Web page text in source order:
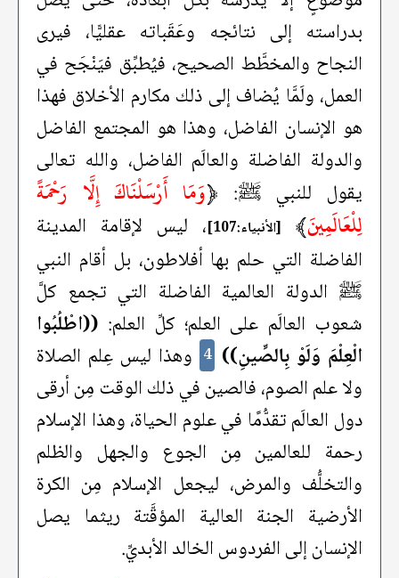
بدراسته إلى نتائجه وعَقَباته عقليًّا، فيرى
النجاح والمخطَّط الصحيح، فيُطبِّق فيَنْجَح في
العمل، ولَمَّا يُضاف إلى ذلك مكارم الأخلاق فهذا
هو الإنسان الفاضل، وهذا هو المجتمع الفاضل
والدولة الفاضلة والعالَم الفاضل، والله تعالى
يقول للنبي ﷺ: ﴿وَمَا أَرْسَلْنَاكَ إِلَّا رَحْمَةً
لِلْعَالَمِينَ﴾ [الأنبياء:107]
، ليس لإقامة المدينة
الفاضلة التي حلم بها أفلاطون، بل أقام النبي
ﷺ الدولة العالمية الفاضلة التي تجمع كلَّ
شعوب العالَم على العلم؛ كلِّ العلم: ((اطْلُبُوا
الْعِلْمَ وَلَوْ بِالصِّينِ)) 4 وهذا ليس عِلم الصلاة
ولا علم الصوم، فالصين في ذلك الوقت مِن أرقى
دول العالَم تقدُّمًا في علوم الحياة، وهذا الإسلام
رحمة للعالمين مِن الجوع والجهل والظلم
والتخلُّف والمرض، ليجعل الإسلام مِن الكرة
الأرضية الجنة العالية المؤقَّتة ريثما يصل
الإنسان إلى الفردوس الخالد الأبديِّ.